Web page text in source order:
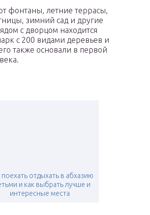
фонтаны, летние террасы,
зимний сад и другие
с дворцом находится
с 200 видами деревьев и
также основали в первой
поехать отдыхать в абхазию
и как выбрать лучше и
интересные места